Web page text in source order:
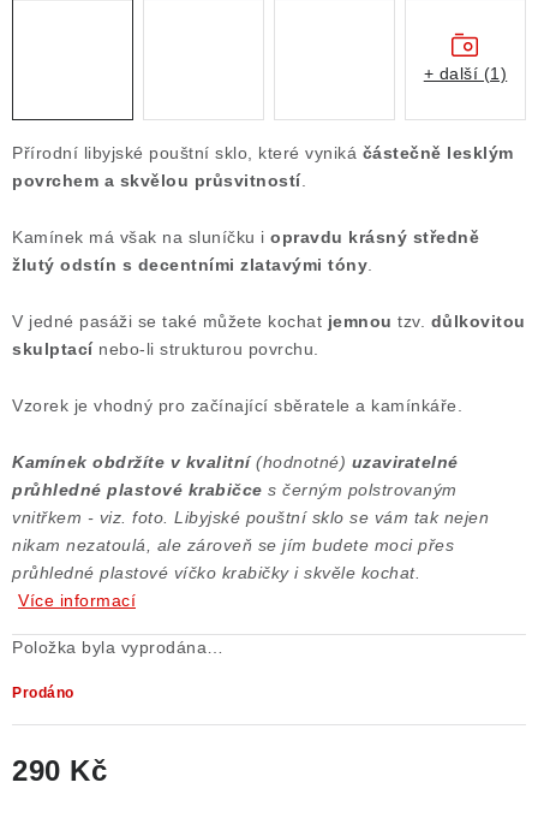
Výkup minerálů a drahých kamenů
Formulář pro odstoupení od smlouvy
Přírodní libyjské pouštní sklo, které vyniká částečně lesklým
povrchem a skvělou průsvitností.
Kamínek má však na sluníčku i opravdu krásný středně
žlutý odstín s decentními zlatavými tóny
V jedné pasáži se také můžete kochat jemnou tzv. důlkovitou
skulptacínebo-li strukturou povrchu.
Vzorek je vhodný pro začínající sběratele a kamínkáře.
Kamínek obdržíte v kvalitní (hodnotné) uzaviratelné
průhledné plastové krabičce s černým polstrovaným
vnitřkem - viz. foto. Libyjské pouštní sklo se vám tak nejen
nikam nezatoulá, ale zároveň se jím budete moci přes
průhledné plastové víčko krabičky i skvěle kochat.
Více informací
Položka byla vyprodána…
Prodáno
290 Kč
+ další (1)